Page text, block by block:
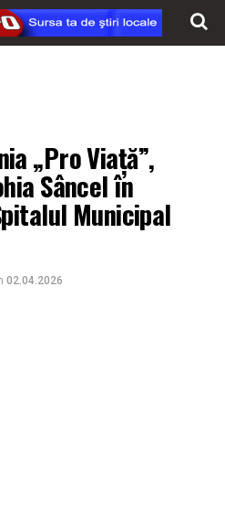
„Pro Viață”,
Sâncel în
Municipal
02.04.2026